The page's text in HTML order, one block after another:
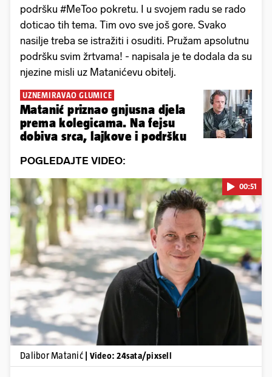
podršku #MeToo pokretu. I u svojem radu se rado
doticao tih tema. Tim ovo sve još gore. Svako
nasilje treba se istražiti i osuditi. Pružam apsolutnu
podršku svim žrtvama! - napisala je te dodala da su
njezine misli uz Matanićevu obitelj.
UZNEMIRAVAO GLUMICE
Matanić priznao gnjusna djela
prema kolegicama. Na fejsu
dobiva srca, lajkove i podršku
POGLEDAJTE VIDEO:
Pokretanje videa...
00:51
Dalibor Matanić | Video: 24sata/pixsell